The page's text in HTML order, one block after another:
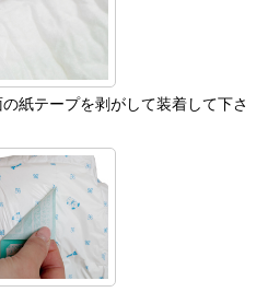
紙テープを剥がして装着して下さ